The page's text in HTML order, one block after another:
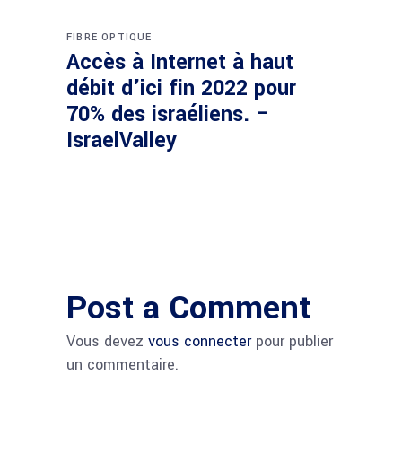
FIBRE OPTIQUE
Accès à Internet à haut
débit d’ici fin 2022 pour
70% des israéliens. –
IsraelValley
Post a Comment
Vous devez vous connecterpour publier
un commentaire.